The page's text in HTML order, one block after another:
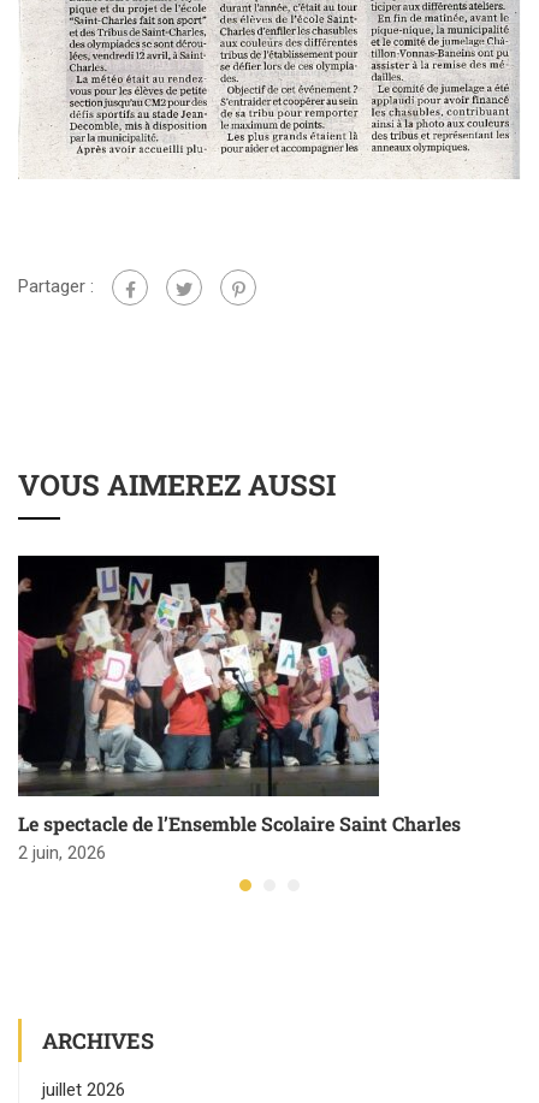
Partager :
VOUS AIMEREZ AUSSI
Le spectacle de l’Ensemble Scolaire Saint Charles
2 juin, 2026
ARCHIVES
juillet 2026